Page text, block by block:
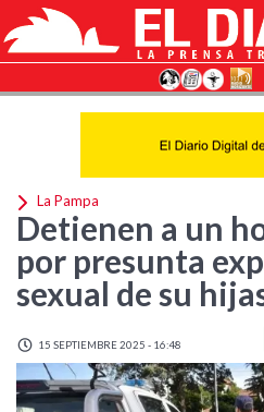
La Pampa
Detienen a un
por presunta
sexual de su
15 SEPTIEMBRE 2025 - 16:48